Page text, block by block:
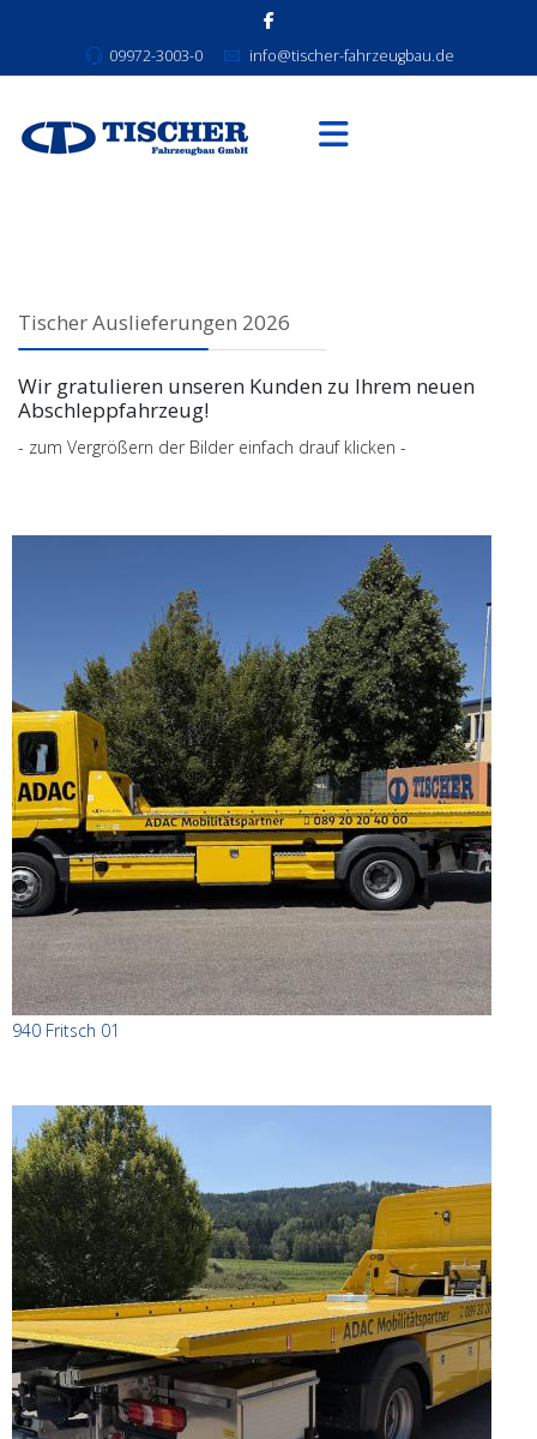
09972-3003-0 info@tischer-fahrzeugbau.de
Tischer Auslieferungen 2026
Wir gratulieren unseren Kunden zu Ihrem neuen
Abschleppfahrzeug!
- zum Vergrößern der Bilder einfach drauf klicken -
940 Fritsch 01